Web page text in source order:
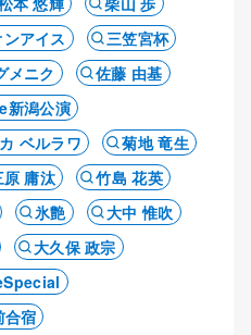
アイス
三笠宮杯
メニク
佐藤 由基
新潟公演
ベルラワ
菊地 竜生
原 庸汰
竹島 花英
氷艶
大中 惟吹
大久保 政宗
合宿